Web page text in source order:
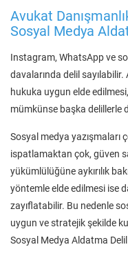
Avukat
Sosyal Medya
Instagram, WhatsApp ve
davalarında delil
hukuka uygun elde
mümkünse başka delillerle
Sosyal medya yazışmaları
ispatlamaktan çok, güven
yükümlülüğüne aykırılık
yöntemle elde edilmesi ise
zayıflatabilir. Bu nedenle
uygun ve stratejik şekilde
Sosyal Medya Aldatma Delil